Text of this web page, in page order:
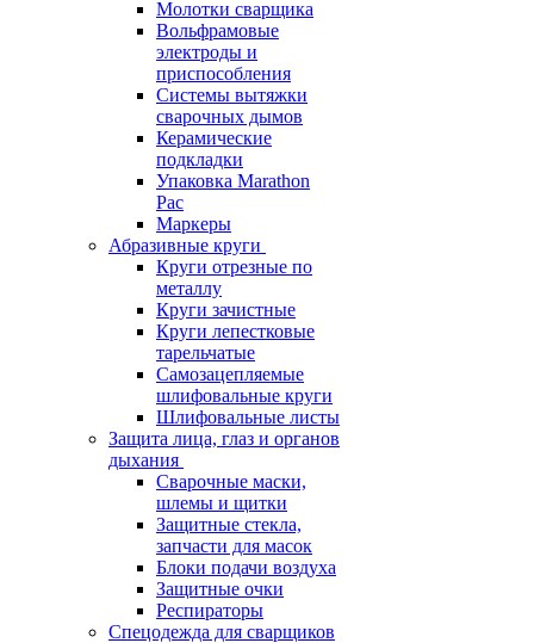
Молотки сварщика
Вольфрамовые
электроды и
приспособления
Системы вытяжки
сварочных дымов
Керамические
подкладки
Упаковка Marathon
Pac
Маркеры
Абразивные круги
Круги отрезные по
металлу
Круги зачистные
Круги лепестковые
тарельчатые
Самозацепляемые
шлифовальные круги
Шлифовальные листы
Защита лица, глаз и органов
дыхания
Сварочные маски,
шлемы и щитки
Защитные стекла,
запчасти для масок
Блоки подачи воздуха
Защитные очки
Респираторы
Спецодежда для сварщиков